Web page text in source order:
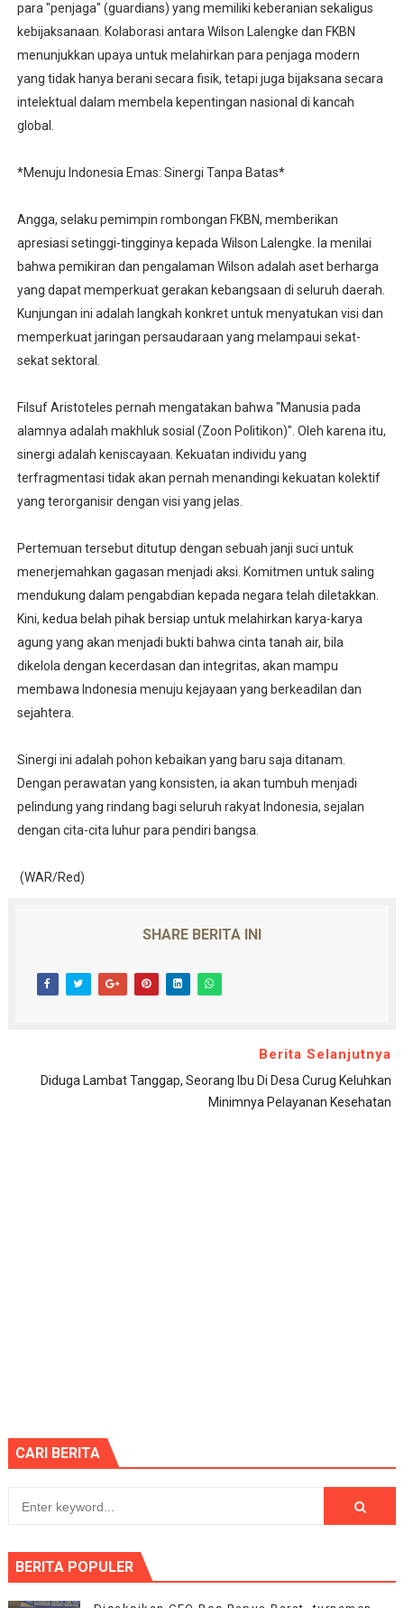
para "penjaga" (guardians) yang memiliki keberanian sekaligus
kebijaksanaan. Kolaborasi antara Wilson Lalengke dan FKBN
menunjukkan upaya untuk melahirkan para penjaga modern
yang tidak hanya berani secara fisik, tetapi juga bijaksana secara
intelektual dalam membela kepentingan nasional di kancah
global.
*Menuju Indonesia Emas: Sinergi Tanpa Batas*
Angga, selaku pemimpin rombongan FKBN, memberikan
apresiasi setinggi-tingginya kepada Wilson Lalengke. Ia menilai
bahwa pemikiran dan pengalaman Wilson adalah aset berharga
yang dapat memperkuat gerakan kebangsaan di seluruh daerah.
Kunjungan ini adalah langkah konkret untuk menyatukan visi dan
memperkuat jaringan persaudaraan yang melampaui sekat-
sekat sektoral.
Filsuf Aristoteles pernah mengatakan bahwa "Manusia pada
alamnya adalah makhluk sosial (Zoon Politikon)". Oleh karena itu,
sinergi adalah keniscayaan. Kekuatan individu yang
terfragmentasi tidak akan pernah menandingi kekuatan kolektif
yang terorganisir dengan visi yang jelas.
Pertemuan tersebut ditutup dengan sebuah janji suci untuk
menerjemahkan gagasan menjadi aksi. Komitmen untuk saling
mendukung dalam pengabdian kepada negara telah diletakkan.
Kini, kedua belah pihak bersiap untuk melahirkan karya-karya
agung yang akan menjadi bukti bahwa cinta tanah air, bila
dikelola dengan kecerdasan dan integritas, akan mampu
membawa Indonesia menuju kejayaan yang berkeadilan dan
sejahtera.
Sinergi ini adalah pohon kebaikan yang baru saja ditanam.
Dengan perawatan yang konsisten, ia akan tumbuh menjadi
pelindung yang rindang bagi seluruh rakyat Indonesia, sejalan
dengan cita-cita luhur para pendiri bangsa.
(WAR/Red)
SHARE BERITA INI
Berita Selanjutnya
Diduga Lambat Tanggap, Seorang Ibu Di Desa Curug Keluhkan
Minimnya Pelayanan Kesehatan
CARI BERITA
BERITA POPULER